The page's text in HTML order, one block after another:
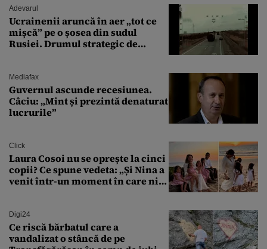
Adevarul
Ucrainenii aruncă în aer „tot ce
mișcă” pe o șosea din sudul
Rusiei. Drumul strategic de
Mediafax
Guvernul ascunde recesiunea.
Câciu: „Mint și prezintă denaturat
lucrurile”
Click
Laura Cosoi nu se oprește la cinci
copii? Ce spune vedeta: „Și Nina a
venit într-un moment în care nici
Digi24
Ce riscă bărbatul care a
vandalizat o stâncă de pe